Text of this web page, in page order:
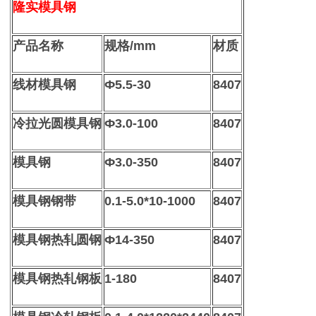
隆实模具钢
产品名称 规格/mm 材质
线材模具钢 Ф5.5-30 8407
冷拉光圆模具钢 Ф3.0-100 8407
模具钢 Ф3.0-350 8407
模具钢钢带 0.1-5.0*10-1000 8407
模具钢热轧圆钢 Ф14-350 8407
模具钢热轧钢板 1-180 8407